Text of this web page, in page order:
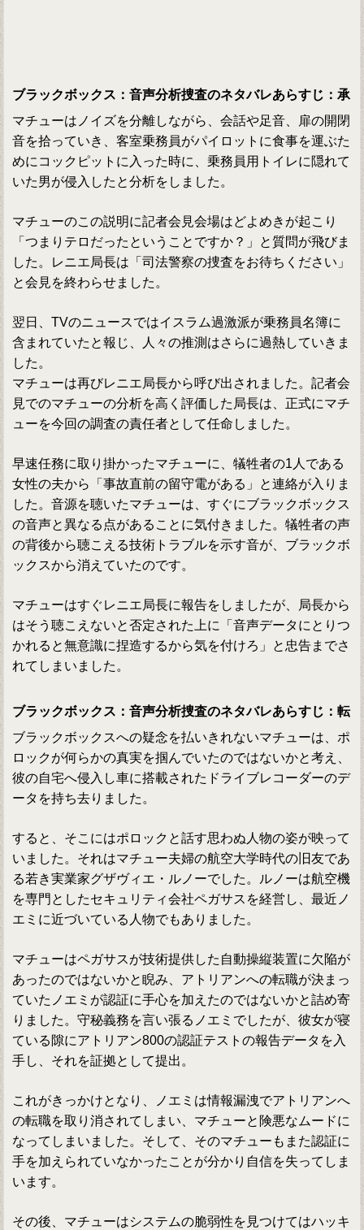
ブラックボックス：音声分析捜査のネタバレあらすじ：承
マチューはノイズを分離しながら、会話や足音、扉の開閉
音を拾っていき、客室乗務員がパイロットに食事を運ぶた
めにコックピットに入った時に、乗務員用トイレに隠れて
いた男が侵入したと分析をしました。
マチューのこの説明に記者会見会場はどよめきが起こり
「つまりテロだったということですか？」と質問が飛びま
した。レニエ局長は「司法警察の捜査をお待ちください」
と会見を終わらせました。
翌日、TVのニュースではイスラム過激派が乗務員名簿に
含まれていたと報じ、人々の推測はさらに過熱していきま
した。
マチューは再びレニエ局長から呼び出されました。記者会
見でのマチューの分析を高く評価した局長は、正式にマチ
ューを今回の調査の責任者として任命しました。
早速任務に取り掛かったマチューに、犠牲者の1人である
女性の夫から「事故直前の留守電がある」と連絡が入りま
した。音源を聴いたマチューは、すぐにブラックボックス
の音声と異なる点があることに気付きました。犠牲者の声
の背後から聴こえる技術トラブルを示す音が、ブラックボ
ックスから消えていたのです。
マチューはすぐレニエ局長に報告をしましたが、局長から
はそう聴こえないと否定された上に「音声データにとりつ
かれると無意識に捏造するから気を付けろ」と忠告までさ
れてしまいました。
ブラックボックス：音声分析捜査のネタバレあらすじ：転
ブラックボックスへの疑念を払いきれないマチューは、ポ
ロックが何らかの真実を掴んでいたのではないかと考え、
彼の自宅へ侵入し車に搭載されたドライブレコーダーのデ
ータを持ち去りました。
すると、そこにはポロックと話す思わぬ人物の姿が映って
いました。それはマチュー夫婦の航空大学時代の旧友であ
る若き実業家グザヴィエ・ルノーでした。ルノーは航空機
を専門としたセキュリティ会社ペガサスを経営し、最近ノ
エミに近づいている人物でもありました。
マチューはペガサスが技術提供した自動操縦装置に欠陥が
あったのではないかと睨み、アトリアンへの転職が決まっ
ていたノエミが認証に手心を加えたのではないかと詰め寄
りました。守秘義務を言い張るノエミでしたが、彼女が寝
ている隙にアトリアン800の認証テストの報告データを入
手し、それを証拠として提出。
これがきっかけとなり、ノエミは情報漏洩でアトリアンへ
の転職を取り消されてしまい、マチューと険悪なムードに
なってしまいました。そして、そのマチューもまた認証に
手を加えられていなかったことが分かり自信を失ってしま
います。
その後、マチューはシステムの脆弱性を見つけてはハッキ